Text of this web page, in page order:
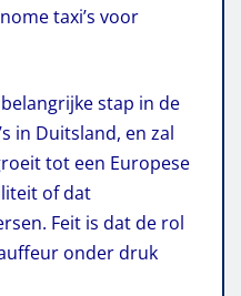
taxi’s voor
stap in de
in Duitsland, en zal
tot een Europese
of dat
Feit is dat de rol
onder druk